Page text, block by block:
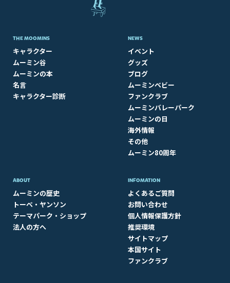
THE MOOMINS
キャラクター
ムーミン谷
ムーミンの本
名言
キャラクター診断
NEWS
イベント
グッズ
ブログ
ムーミンベビー
ファンクラブ
ムーミンバレーパーク
ムーミンの日
海外情報
その他
ムーミン80周年
ABOUT​
ムーミンの歴史
トーベ・ヤンソン
テーマパーク・ショップ
法人の方へ
INFOMATION
よくあるご質問
お問い合わせ
個人情報保護方針
推奨環境
サイトマップ
本国サイト
ファンクラブ